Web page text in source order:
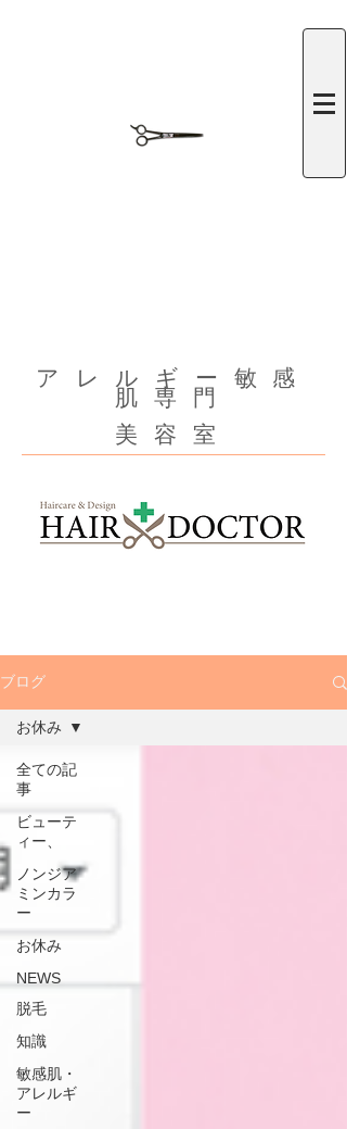
​アレルギー敏感
肌専門
美容室
ブログ
全ての記
事
ビューテ
ィー、
ノンジア
ミンカラ
ー
お休み
NEWS
脱毛
知識
敏感肌・
アレルギ
ー
お休み